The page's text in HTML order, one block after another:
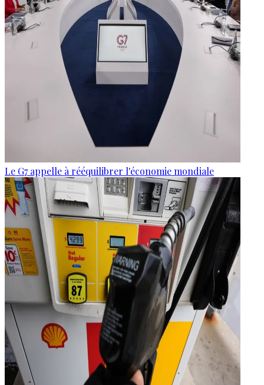
Le G7 appelle à rééquilibrer l'économie mondiale